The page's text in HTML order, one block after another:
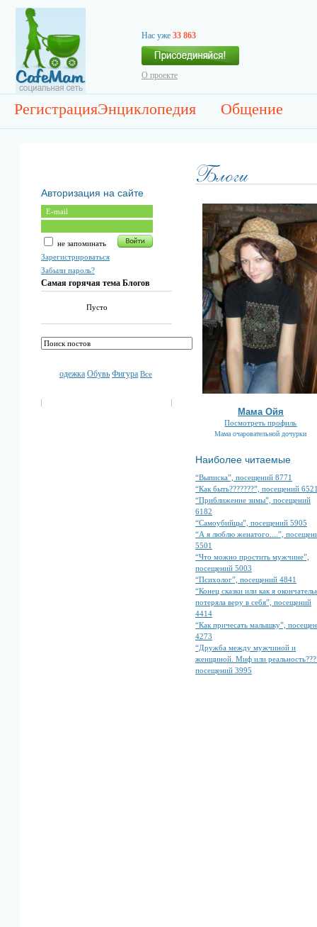
Нас уже 33 863
О проекте
РегистрацияЭнциклопедия Общение
Авторизация на сайте
не запоминать
Зарегистрироваться
Забыли пароль?
Самая горячая тема Блогов
Пусто
одежка Обувь Фигура Все
Мама Ойя
Посмотреть профиль
Мама очаровательной дочурки
Наиболее читаемые
“Выписка”, посещений 8771
“Как быть???????”, посещений
“Приближение зимы”, посещений
6182
“Самоубийцы”, посещений 5905
“А я люблю женатого....”,
5501
“Что можно простить мужчине”,
посещений 5003
“Психолог”, посещений 4841
“Конец сказки или как я
потеряла веру в себя”, посещений
4414
“Как причесать малышку”,
4273
“Дружба между мужчиной и
женщиной. Миф или
посещений 3995